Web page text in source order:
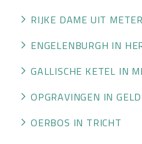
CONTACTRIJKE DAME UIT
ENGELENBURGH IN
GALLISCHE KETEL IN
OPGRAVINGEN IN
OERBOS IN TRICHT